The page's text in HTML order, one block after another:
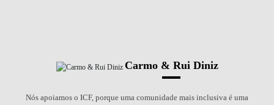
Carmo & Rui Diniz
Nós apoiamos o ICF, porque uma comunidade mais inclusiva é uma